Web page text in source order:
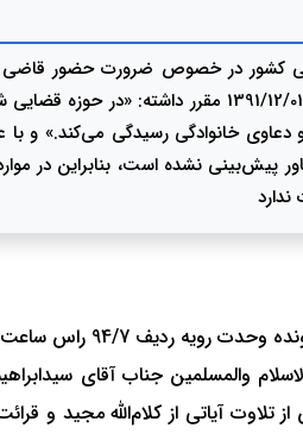
دیوان عالی کشور در خصوص ضرورت
تبصره 1 ماده 1 قانون حمایت خانواده
پیش‌بینی نشده است، بنابراین در
والمسلمین جناب آقای
آیاتی از کلام‌الله مجید و